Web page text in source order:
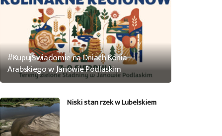
#KupujŚwiadomie na Dniach Konia
Arabskiego w Janowie Podlaskim
Niski stan rzek w Lubelskiem